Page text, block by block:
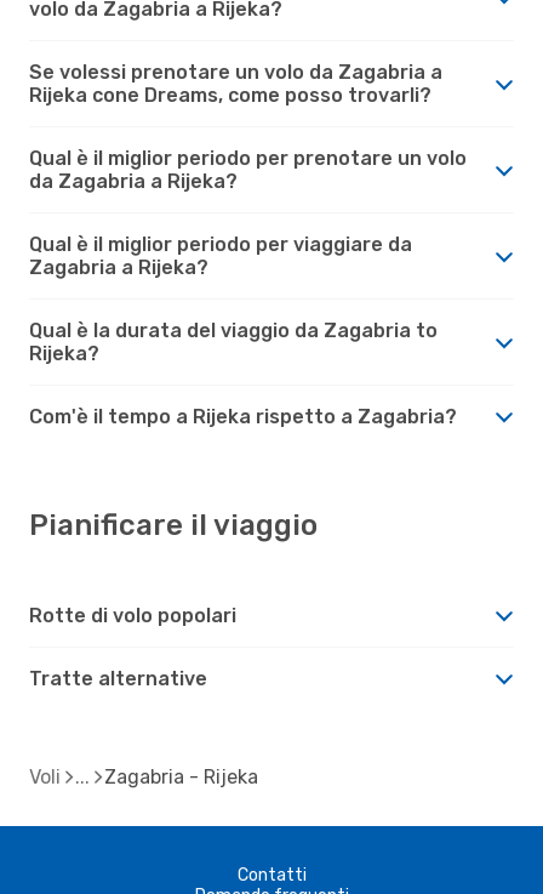
volo da Zagabria a Rijeka?
Se volessi prenotare un volo da Zagabria a
Rijeka cone Dreams, come posso trovarli?
Qual è il miglior periodo per prenotare un volo
da Zagabria a Rijeka?
Qual è il miglior periodo per viaggiare da
Zagabria a Rijeka?
Qual è la durata del viaggio da Zagabria to
Rijeka?
Com'è il tempo a Rijeka rispetto a Zagabria?
Pianificare il viaggio
Rotte di volo popolari
Tratte alternative
Voli Zagabria - Rijeka
Contatti